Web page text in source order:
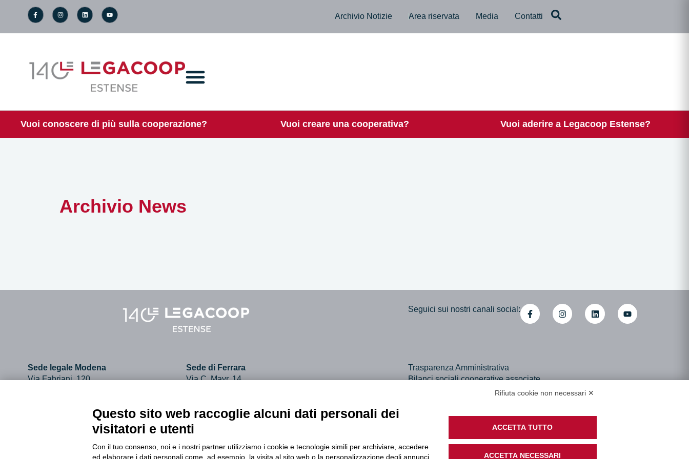
Archivio Notizie Area riservata Media Contatti
Vuoi conoscere di più sulla cooperazione? Vuoi creare una cooperativa? Vuoi aderire a Legacoop Estense?
Archivio News
Seguici sui nostri canali social:
Sede legale Modena
Via Fabriani, 120
Sede di Ferrara
Via C. Mayr, 14
Trasparenza Amministrativa
Bilanci sociali cooperative associate
Dichiarazione di AccessibilitàRifiuta cookie non necessari ✕
Questo sito web raccoglie alcuni dati personali dei
visitatori e utenti
Con il tuo consenso, noi e i nostri partner utilizziamo i cookie e tecnologie simili per archiviare, accedere
ed elaborare i dati personali come, ad esempio, la visita al sito web o la personalizzazione degli annunci.
ACCETTA TUTTO
ACCETTA NECESSARI